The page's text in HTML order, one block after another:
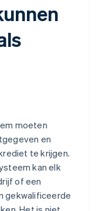
moeten
en
te krijgen.
kan elk
of een
gekwalificeerde